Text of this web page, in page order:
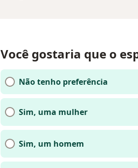
Você gostaria que o
Não tenho preferência
Sim, uma mulher
Sim, um homem